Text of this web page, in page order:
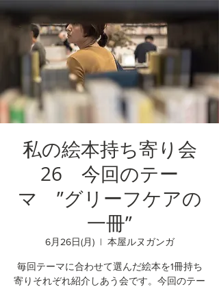
私の絵本持ち寄り会
26 今回のテー
マ ”グリーフケアの
一冊”
6月26日(月)
  |
本屋ルヌガンガ
毎回テーマに合わせて選んだ絵本を1冊持ち
寄りそれぞれ紹介しあう会です。今回のテー